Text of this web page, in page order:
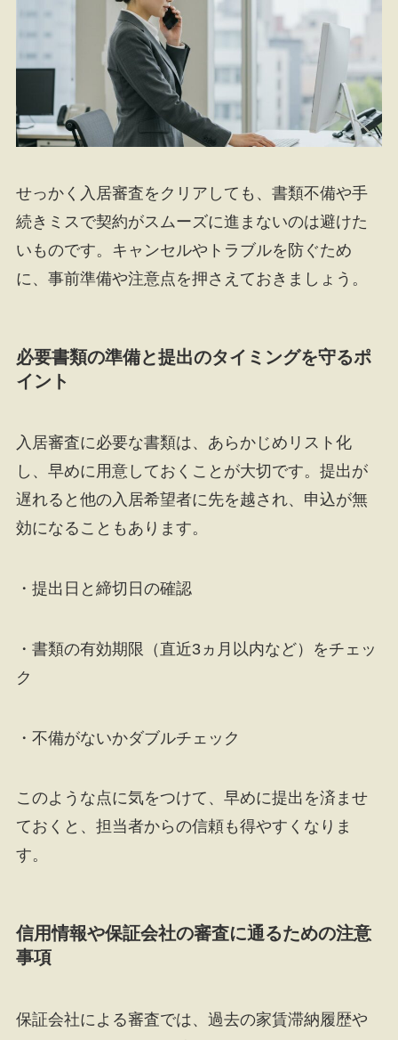
せっかく入居審査をクリアしても、書類不備や手
続きミスで契約がスムーズに進まないのは避けた
いものです。キャンセルやトラブルを防ぐため
に、事前準備や注意点を押さえておきましょう。
必要書類の準備と提出のタイミングを守るポ
イント
入居審査に必要な書類は、あらかじめリスト化
し、早めに用意しておくことが大切です。提出が
遅れると他の入居希望者に先を越され、申込が無
効になることもあります。
・提出日と締切日の確認
・書類の有効期限（直近3ヵ月以内など）をチェッ
ク
・不備がないかダブルチェック
このような点に気をつけて、早めに提出を済ませ
ておくと、担当者からの信頼も得やすくなりま
す。
信用情報や保証会社の審査に通るための注意
事項
保証会社による審査では、過去の家賃滞納履歴や